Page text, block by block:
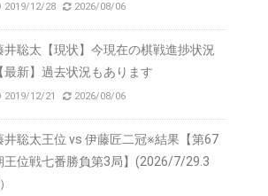
2019/12/28 2026/08/06
井聡太【現状】今現在の棋戦進捗状況
【最新】過去状況もあります
2019/12/21 2026/08/06
井聡太王位 vs 伊藤匠二冠※結果【第67
王位戦七番勝負第3局】(2026/7/29.3